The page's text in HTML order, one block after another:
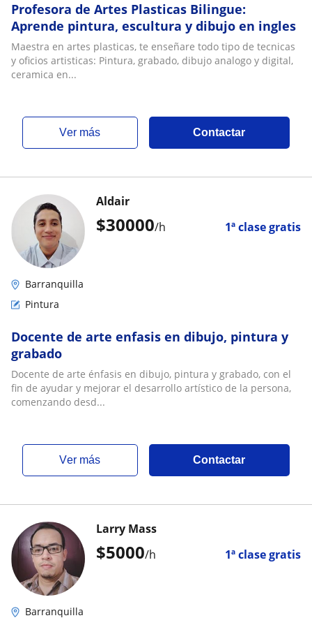
Profesora de Artes Plasticas Bilingue:
Aprende pintura, escultura y dibujo en ingles
Maestra en artes plasticas, te enseñare todo tipo de tecnicas
y oficios artisticas: Pintura, grabado, dibujo analogo y digital,
ceramica en...
ver más Contactar
$30000/h 1ª clase gratis
Aldair
Barranquilla
Pintura
Docente de arte enfasis en dibujo, pintura y
grabado
Docente de arte énfasis en dibujo, pintura y grabado, con el
fin de ayudar y mejorar el desarrollo artístico de la persona,
comenzando desd...
ver más Contactar
$5000/h 1ª clase gratis
Larry Mass
Barranquilla